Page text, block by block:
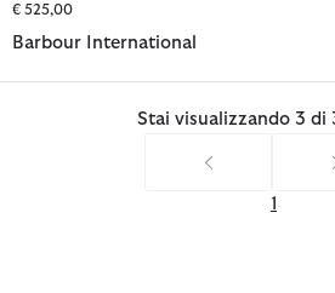
€ 525,00
Barbour International
Stai visualizzando 3 di
1